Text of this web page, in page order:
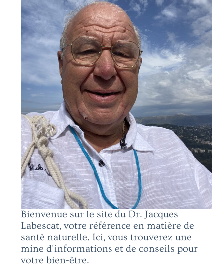
Bienvenue sur le site du Dr. Jacques
Labescat, votre référence en matière de
santé naturelle. Ici, vous trouverez une
mine d'informations et de conseils pour
votre bien-être.